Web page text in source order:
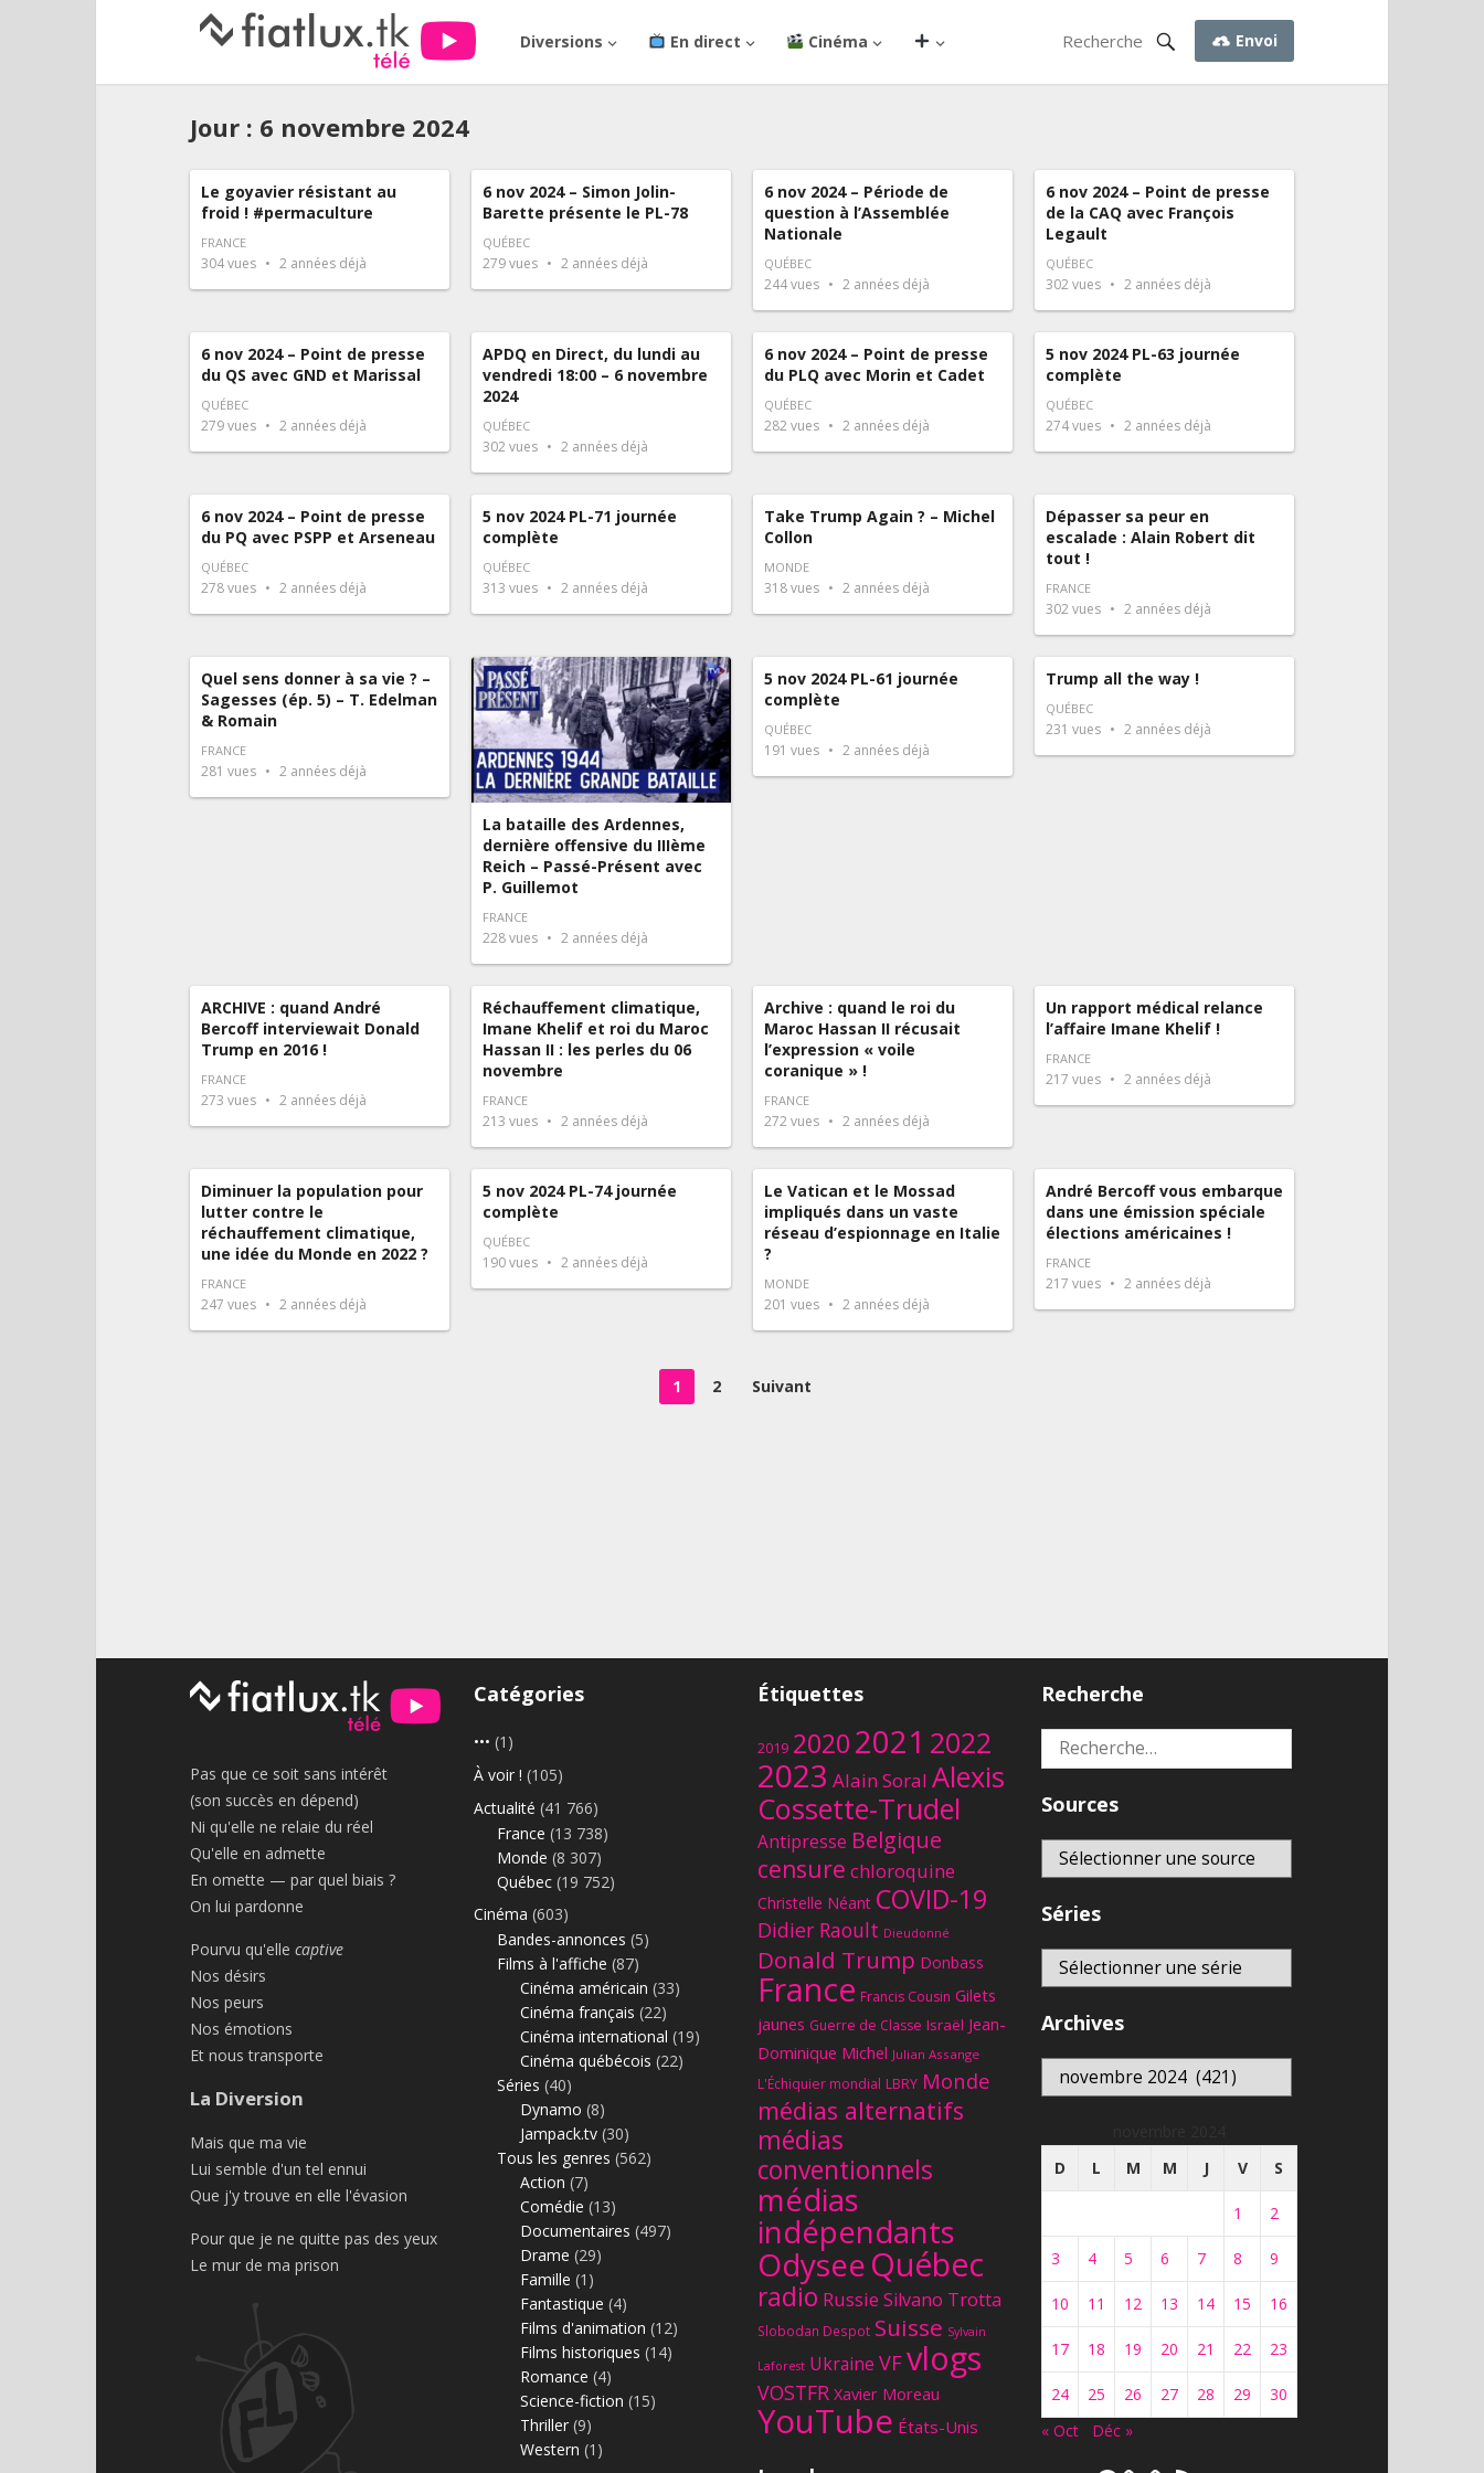
Diversions En direct Cinéma Envoi
Jour : 6 novembre 2024
Le goyavier résistant au
froid ! #permaculture
FRANCE
304vues 2 années déjà
6 nov 2024 – Simon Jolin-
Barette présente le PL-78
QUÉBEC
279vues 2 années déjà
6 nov 2024 – Période de
question à l’Assemblée
Nationale
QUÉBEC
244vues 2 années déjà
6 nov 2024 – Point de presse
de la CAQ avec François
Legault
QUÉBEC
302vues 2 années déjà
6 nov 2024 – Point de presse
du QS avec GND et Marissal
QUÉBEC
279vues 2 années déjà
APDQ en Direct, du lundi au
vendredi 18:00 – 6 novembre
2024
QUÉBEC
302vues 2 années déjà
6 nov 2024 – Point de presse
du PLQ avec Morin et Cadet
QUÉBEC
282vues 2 années déjà
5 nov 2024 PL-63 journée
complète
QUÉBEC
274vues 2 années déjà
6 nov 2024 – Point de presse
du PQ avec PSPP et Arseneau
QUÉBEC
278vues 2 années déjà
5 nov 2024 PL-71 journée
complète
QUÉBEC
313 vues 2 années déjà
Take Trump Again ? – Michel
Collon
MONDE
318vues 2 années déjà
Dépasser sa peur en
escalade : Alain Robert dit
tout !
FRANCE
302vues 2 années déjà
Quel sens donner à sa vie ? –
Sagesses (ép. 5) – T. Edelman
& Romain
FRANCE
281 vues 2 années déjà
La bataille des Ardennes,
dernière offensive du IIIème
Reich – Passé-Présent avec
P. Guillemot
FRANCE
228vues 2 années déjà
5 nov 2024 PL-61 journée
complète
QUÉBEC
191 vues 2 années déjà
Trump all the way !
QUÉBEC
231 vues 2 années déjà
ARCHIVE : quand André
Bercoff interviewait Donald
Trump en 2016 !
FRANCE
273 vues 2 années déjà
Réchauffement climatique,
Imane Khelif et roi du Maroc
Hassan II : les perles du 06
novembre
FRANCE
213 vues 2 années déjà
Archive : quand le roi du
Maroc Hassan II récusait
l’expression « voile
coranique » !
FRANCE
272vues 2 années déjà
Un rapport médical relance
l’affaire Imane Khelif !
FRANCE
217 vues 2 années déjà
Diminuer la population pour
lutter contre le
réchauffement climatique,
une idée du Monde en 2022 ?
FRANCE
247 vues 2 années déjà
5 nov 2024 PL-74 journée
complète
QUÉBEC
190vues 2 années déjà
Le Vatican et le Mossad
impliqués dans un vaste
réseau d’espionnage en Italie
?
MONDE
201 vues 2 années déjà
André Bercoff vous embarque
dans une émission spéciale
élections américaines !
FRANCE
217 vues 2 années déjà
1 2 Suivant
Pas que ce soit sans intérêt
(son succès en dépend)
Ni qu'elle ne relaie du réel
Qu'elle en admette
En omette — par quel biais ?
On lui pardonne
Pourvu qu'elle captive
Nos désirs
Nos peurs
Nos émotions
Et nous transporte
La Diversion
Mais que ma vie
Lui semble d'un tel ennui
Que j'y trouve en elle l'évasion
Pour que je ne quitte pas des yeux
Le mur de ma prison
Catégories
••• (1)
À voir ! (105)
Actualité (41 766)
France (13 738)
Monde (8 307)
Québec (19 752)
Cinéma (603)
Bandes-annonces (5)
Films à l'affiche (87)
Cinéma américain (33)
Cinéma français (22)
Cinéma international (19)
Cinéma québécois (22)
Séries (40)
Dynamo (8)
Jampack.tv (30)
Tous les genres (562)
Action (7)
Comédie (13)
Documentaires (497)
Drame (29)
Famille (1)
Fantastique (4)
Films d'animation (12)
Films historiques (14)
Romance (4)
Science-fiction (15)
Thriller (9)
Western (1)
Étiquettes
2019 20202021 2022
2023 Alain Soral Alexis
Cossette-Trudel
Antipresse Belgique
censure chloroquine
Christelle Néant COVID-19
Didier Raoult Dieudonné
Donald Trump Donbass
France Francis Cousin Gilets
jaunes Guerre de Classe Israël Jean-
Dominique Michel Julian Assange
L'Échiquier mondial LBRY Monde
médias alternatifs
médias
conventionnels
médias
indépendants
OdyseeQuébec
radio Russie Silvano Trotta
Slobodan Despot Suisse Sylvain
Laforest Ukraine VFvlogs
VOSTFR Xavier Moreau
YouTube États-Unis
Recherche
Rechercher :
Sources
Séries
Archives
Archives
D
L M M J V S
1 2
3 4 5 6 7 8 9
10 11 12 13 14 15 16
17 18 19 20 21 22 23
24 25 26 27 28 29
30
« Oct
Déc »